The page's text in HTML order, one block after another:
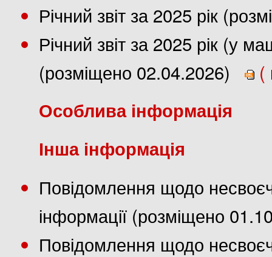
Річний звіт за 2025 рік
Річний звіт за 2025 рік (у
(розміщено 02.04.2026)
(
Особлива інформація
Інша інформація
Повідомлення щодо
інформації (розміщено
Повідомлення щодо